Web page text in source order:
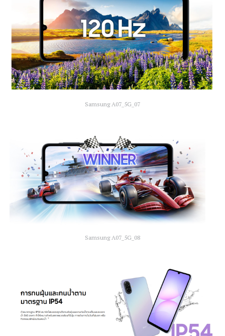
Samsung A07_5G_07
Samsung A07_5G_08